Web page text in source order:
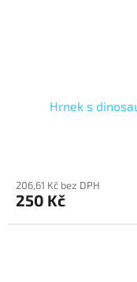
Hrnek s
206,61 Kč bez DPH
250 Kč